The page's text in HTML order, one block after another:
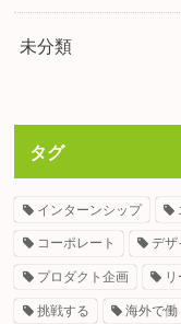
未分類
タグ
インターンシップ
コーポレート デザ
プロダクト企画
挑戦する 海外で働